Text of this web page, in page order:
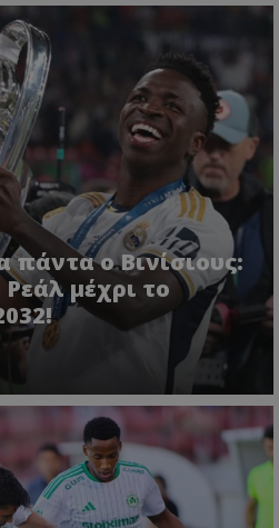
πάντα ο Βινίσιους:
μέχρι το